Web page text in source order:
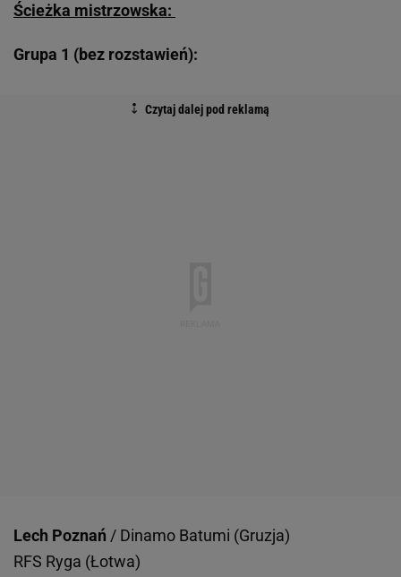
Ścieżka mistrzowska:
Grupa 1 (bez rozstawień):
Lech Poznań / Dinamo Batumi (Gruzja)
RFS Ryga (Łotwa)